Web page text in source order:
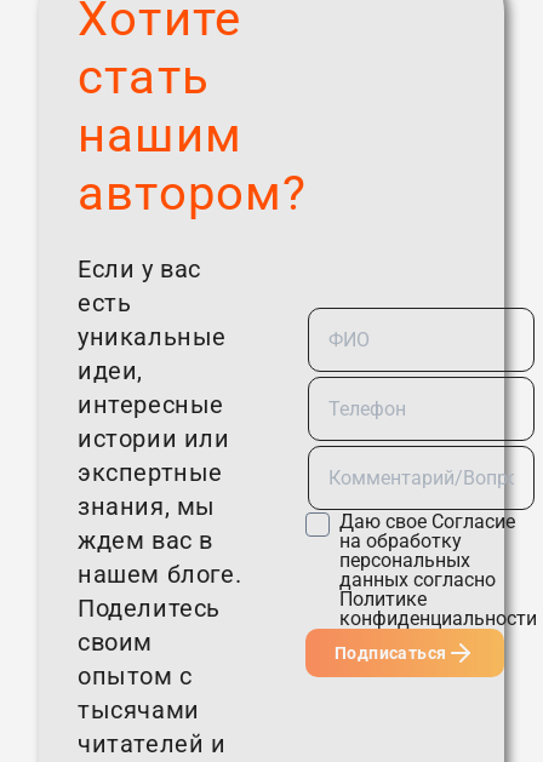
Хотите
стать
нашим
автором?
Если у вас
есть
уникальные
идеи,
интересные
истории или
экспертные
знания, мы
ждем вас в
нашем блоге.
Поделитесь
своим
опытом с
тысячами
читателей и
Даю свое Согласие
на обработку
персональных
данных согласно
Политике
конфиденциальности
Подписаться